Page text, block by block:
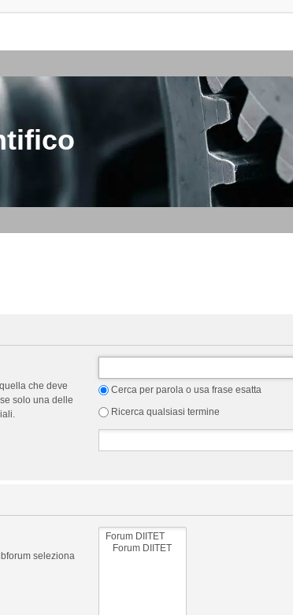
che deve
solo una delle
Cerca per parola o usa frase esatta
Ricerca qualsiasi termine
seleziona